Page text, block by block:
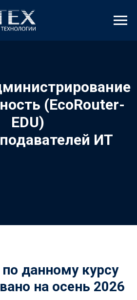
(EcoRouter-
EDU)
ИТ
данному курсу
на осень 2026